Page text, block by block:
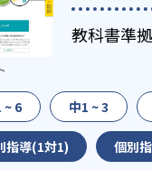
教科書準
~ 6 中1 ~ 3
指導(1対1) 個別